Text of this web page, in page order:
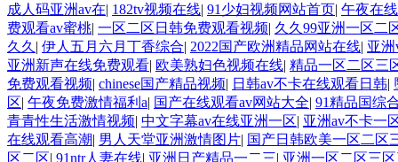
成人码亚洲av在| 182tv视频在线| 91少妇视频网站首页| 午夜在
费观看av蜜桃| 一区二区日韩免费观看视频| 久久99亚洲一区二
久久 | 伊人五月六月丁香综合| 2022国产欧洲精品网站在线| 亚洲
亚洲新声在线免费观看| 欧美熟妇色视频在线| 精品一区二区三
免费观看视频| chinese国产精品视频| 日韩av不卡在线观看日韩|
区| 午夜免费激情福利a| 国产在线观看av网站大全| 91精品国综
青青性生活激情视频| 中文字幕av在线亚洲一区| 亚洲av不卡一
在线观看高潮| 男人天堂亚洲激情图片| 国产日韩欧美一区二区
区二区| 91ntr人妻在线| 亚洲日产精品一二三| 亚洲一区二区三